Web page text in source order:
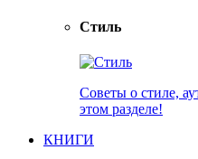
Стиль
Советы о стиле,
этом разделе!
КНИГИ